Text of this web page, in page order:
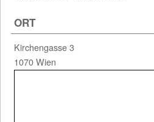
ORT
Kirchengasse 3
1070 Wien
1 Einträge gefunden (1 von